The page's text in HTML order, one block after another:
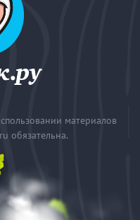
материалов
обязательна.